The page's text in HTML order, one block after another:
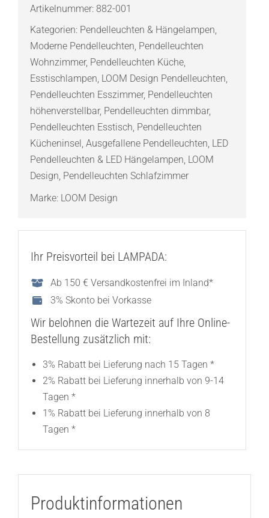
Soft
Ivory
Menge
Artikelnummer: 882-001
Kategorien: Pendelleuchten & Hängelampen,
Moderne Pendelleuchten, Pendelleuchten
Wohnzimmer, Pendelleuchten Küche,
Esstischlampen, LOOM Design Pendelleuchten,
Pendelleuchten Esszimmer, Pendelleuchten
höhenverstellbar, Pendelleuchten dimmbar,
Pendelleuchten Esstisch, Pendelleuchten
Kücheninsel, Ausgefallene Pendelleuchten, LED
Pendelleuchten & LED Hängelampen, LOOM
Design, Pendelleuchten Schlafzimmer
Marke: LOOM Design
Ihr Preisvorteil bei LAMPADA:
Ab 150 € Versandkostenfrei im Inland*
3% Skonto bei Vorkasse
Wir belohnen die Wartezeit auf Ihre Online-
Bestellung zusätzlich mit:
3% Rabatt bei Lieferung nach 15 Tagen *
2% Rabatt bei Lieferung innerhalb von 9-14
Tagen *
1% Rabatt bei Lieferung innerhalb von 8
Tagen *
Produktinformationen